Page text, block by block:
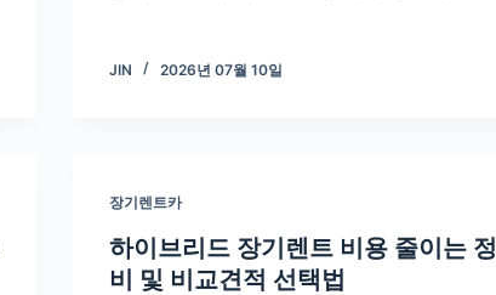
JIN 2026년 07월 10일
장기렌트카
하이브리드 장기렌트 비용 줄이는 정
비 및 비교견적 선택법